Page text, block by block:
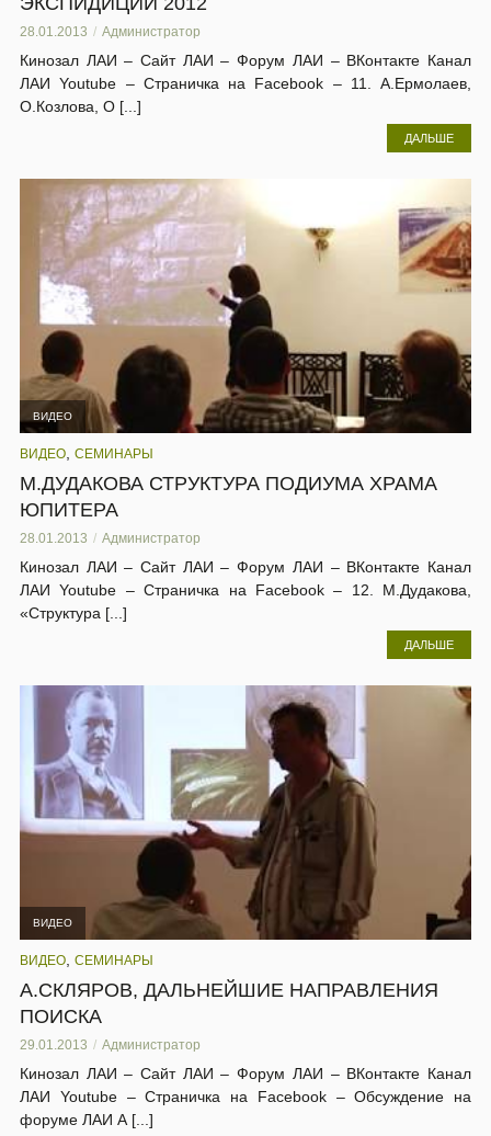
28.01.2013 Администратор
Кинозал ЛАИ – Сайт ЛАИ – Форум ЛАИ – ВКонтакте Канал
ЛАИ Youtube – Страничка на Facebook – 11. А.Ермолаев,
О.Козлова, О [...]
ДАЛЬШЕ
ВИДЕО
ВИДЕО СЕМИНАРЫ
М.ДУДАКОВА СТРУКТУРА ПОДИУМА ХРАМА
ЮПИТЕРА
28.01.2013 Администратор
Кинозал ЛАИ – Сайт ЛАИ – Форум ЛАИ – ВКонтакте Канал
ЛАИ Youtube – Страничка на Facebook – 12. М.Дудакова,
«Структура [...]
ДАЛЬШЕ
ВИДЕО
ВИДЕО СЕМИНАРЫ
А.СКЛЯРОВ, ДАЛЬНЕЙШИЕ НАПРАВЛЕНИЯ
ПОИСКА
29.01.2013 Администратор
Кинозал ЛАИ – Сайт ЛАИ – Форум ЛАИ – ВКонтакте Канал
ЛАИ Youtube – Страничка на Facebook – Обсуждение на
форуме ЛАИ А [...]